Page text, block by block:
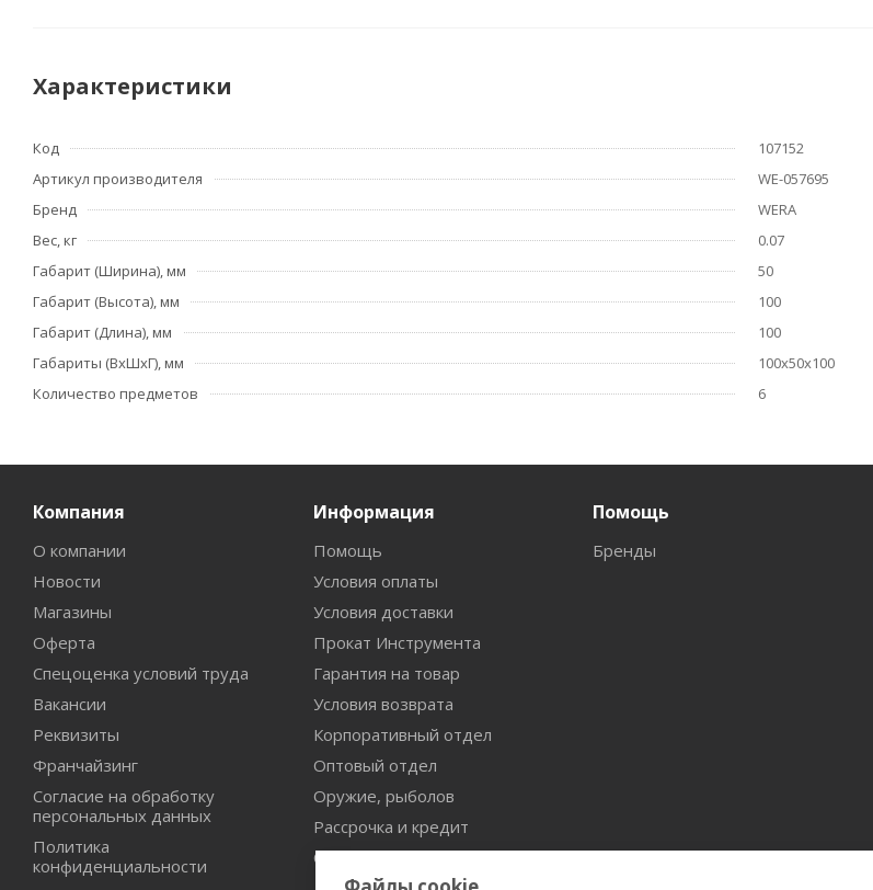
Характеристики
Код
107152
Артикул производителя
WE-057695
Бренд
WERA
Вес, кг
0.07
Габарит (Ширина), мм
50
Габарит (Высота), мм
100
Габарит (Длина), мм
100
Габариты (ВхШхГ), мм
100х50х100
Количество предметов
6
Компания
О компании
Новости
Магазины
Оферта
Спецоценка условий труда
Вакансии
Реквизиты
Франчайзинг
Согласие на обработку
персональных данных
Политика
конфиденциальности
Информация
Помощь
Условия оплаты
Условия доставки
Прокат Инструмента
Гарантия на товар
Условия возврата
Корпоративный отдел
Оптовый отдел
Оружие, рыболов
Рассрочка и кредит
Сертификаты дилерства
Помощь
Бренды